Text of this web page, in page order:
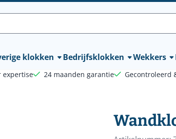
cookies toe.
klokken Bedrijfsklokken Wekkers
expertise 24 maanden garantie Gecontroleerd